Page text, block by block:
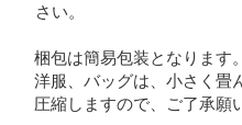
梱包は簡易包装となります。
洋服、バッグは、小さく畳
圧縮しますので、ご了承願